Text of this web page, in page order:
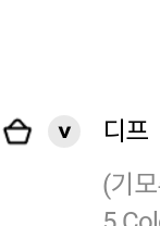
디프
(기